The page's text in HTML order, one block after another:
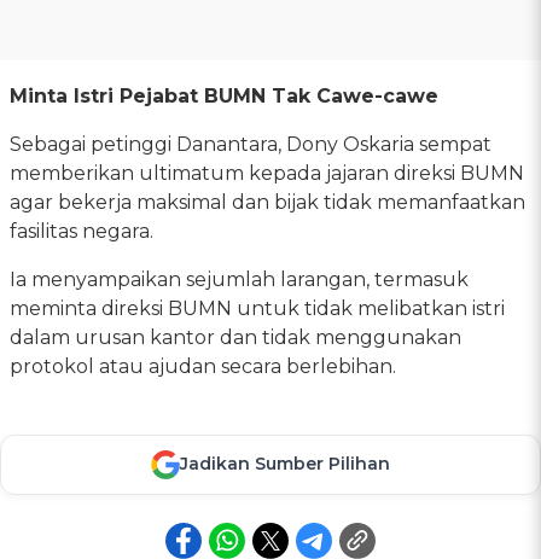
Minta Istri Pejabat BUMN Tak Cawe-cawe
Sebagai petinggi Danantara, Dony Oskaria sempat
memberikan ultimatum kepada jajaran direksi BUMN
agar bekerja maksimal dan bijak tidak memanfaatkan
fasilitas negara.
Ia menyampaikan sejumlah larangan, termasuk
meminta direksi BUMN untuk tidak melibatkan istri
dalam urusan kantor dan tidak menggunakan
protokol atau ajudan secara berlebihan.
Jadikan Sumber Pilihan